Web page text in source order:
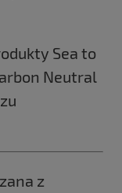
Sea to
Neutral
z